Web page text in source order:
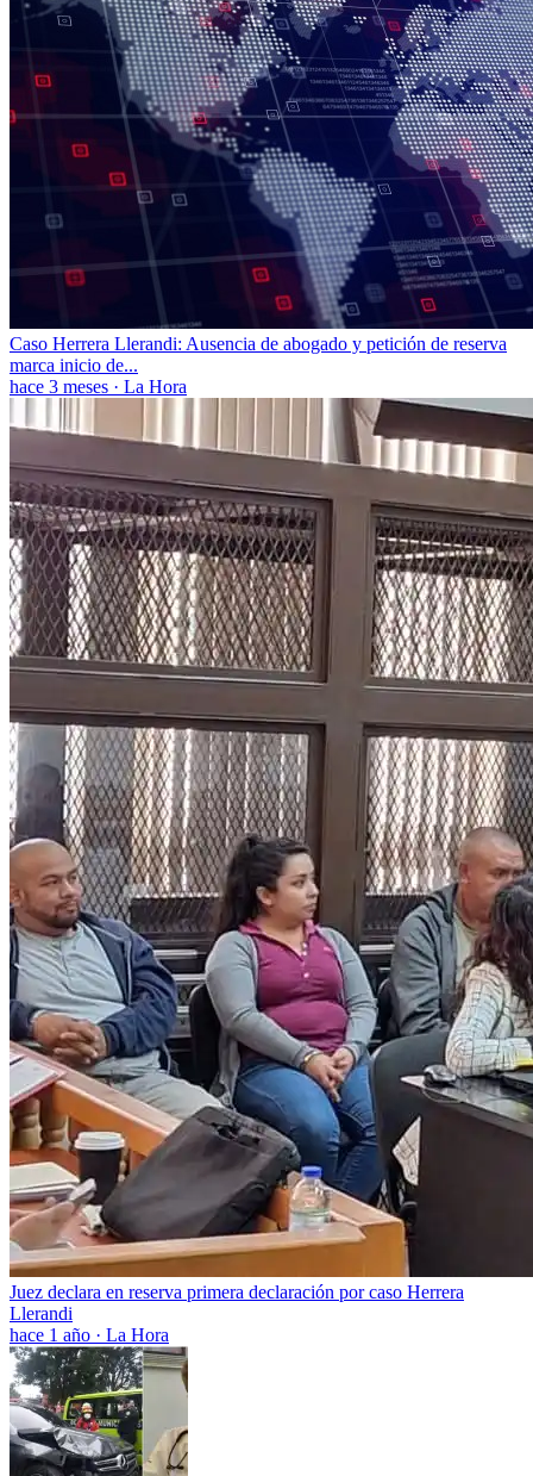
Caso Herrera Llerandi: Ausencia de abogado y petición de reserva
marca inicio de...
hace 3 meses · La Hora
Juez declara en reserva primera declaración por caso Herrera
Llerandi
hace 1 año · La Hora